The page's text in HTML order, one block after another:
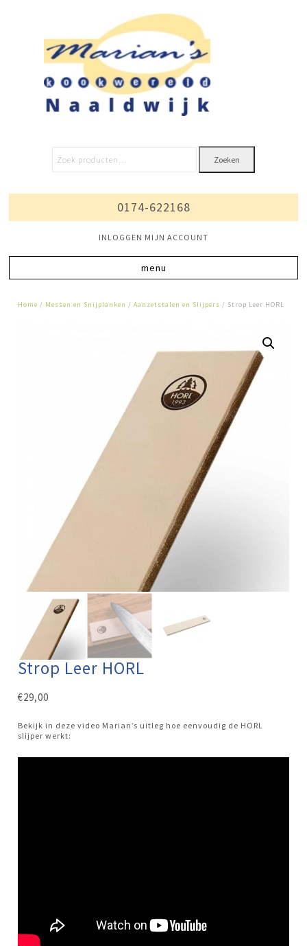
Zoeken
0174-622168
INLOGGEN MIJN ACCOUNT
Home / Messen en Snijplanken /Aanzetstalen en Slijpers / Strop Leer HORL
Strop Leer HORL
€29,00
Bekijk in deze video Marian’s uitleg hoe eenvoudig de HORL
slijper werkt: